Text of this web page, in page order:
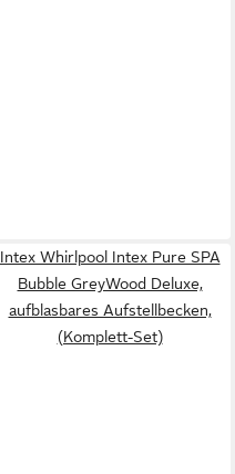
Intex Whirlpool Intex Pure SPA
Bubble GreyWood Deluxe,
aufblasbares Aufstellbecken,
(Komplett-Set)